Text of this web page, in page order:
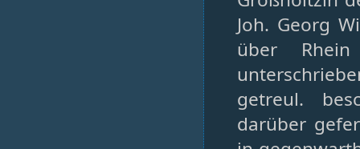
Joh. Georg
über
getreul.
darüber